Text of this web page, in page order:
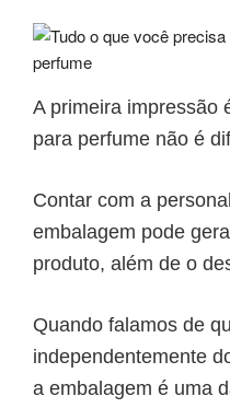
A primeira impressão
para perfume não é
Contar com a
embalagem pode
produto, além de o
Quando falamos de
independentemente
a embalagem é uma